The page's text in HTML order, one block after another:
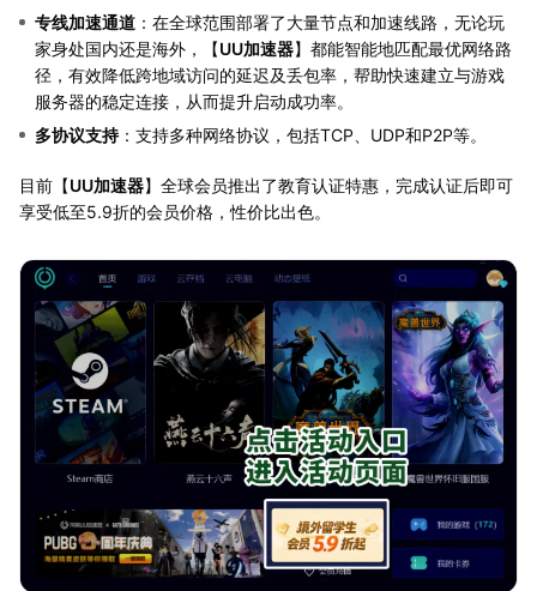
专线加速通道 ：在全球范围部署了大量节点和加速线路，无论玩
家身处国内还是海外，【UU加速器】都能智能地匹配最优网络路
径，有效降低跨地域访问的延迟及丢包率，帮助快速建立与游戏
服务器的稳定连接，从而提升启动成功率。
多协议支持：支持多种网络协议，包括TCP、UDP和P2P等。
目前【UU加速器】全球会员推出了教育认证特惠，完成认证后即可
享受低至5.9折的会员价格，性价比出色。